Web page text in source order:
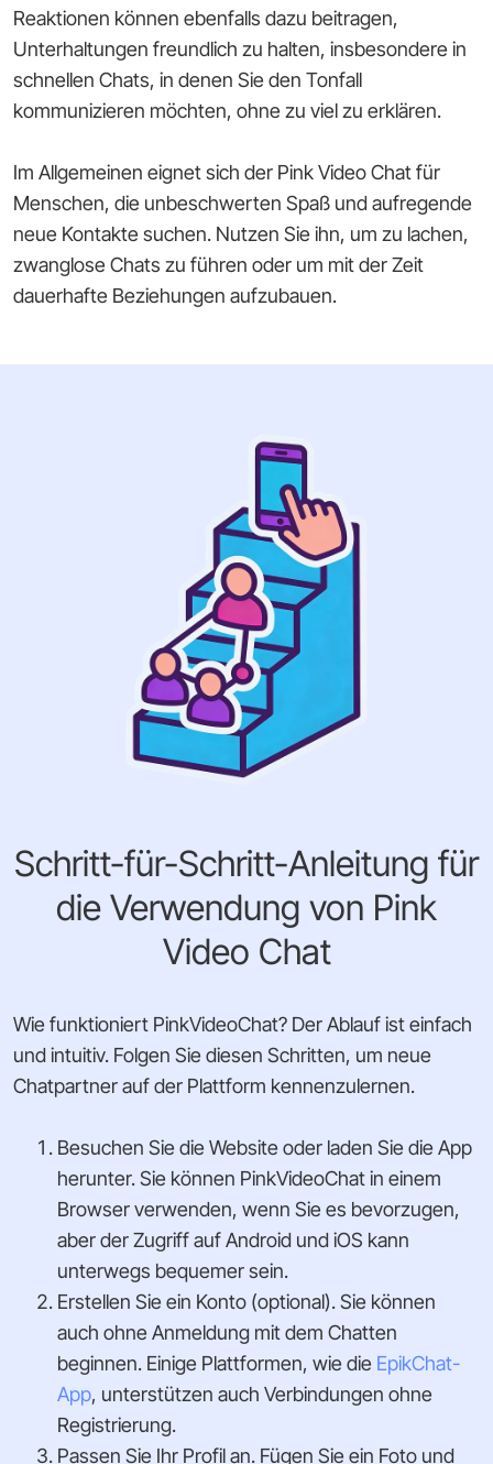
Reaktionen können ebenfalls dazu beitragen,
Unterhaltungen freundlich zu halten, insbesondere in
schnellen Chats, in denen Sie den Tonfall
kommunizieren möchten, ohne zu viel zu erklären.
Im Allgemeinen eignet sich der Pink Video Chat für
Menschen, die unbeschwerten Spaß und aufregende
neue Kontakte suchen. Nutzen Sie ihn, um zu lachen,
zwanglose Chats zu führen oder um mit der Zeit
dauerhafte Beziehungen aufzubauen.
Schritt-für-Schritt-Anleitung für
die Verwendung von Pink
Video Chat
Wie funktioniert PinkVideoChat? Der Ablauf ist einfach
und intuitiv. Folgen Sie diesen Schritten, um neue
Chatpartner auf der Plattform kennenzulernen.
Besuchen Sie die Website oder laden Sie die App
herunter. Sie können PinkVideoChat in einem
Browser verwenden, wenn Sie es bevorzugen,
aber der Zugriff auf Android und iOS kann
unterwegs bequemer sein.
Erstellen Sie ein Konto (optional). Sie können
auch ohne Anmeldung mit dem Chatten
beginnen. Einige Plattformen, wie die EpikChat-
App, unterstützen auch Verbindungen ohne
Registrierung.
Passen Sie Ihr Profil an. Fügen Sie ein Foto und